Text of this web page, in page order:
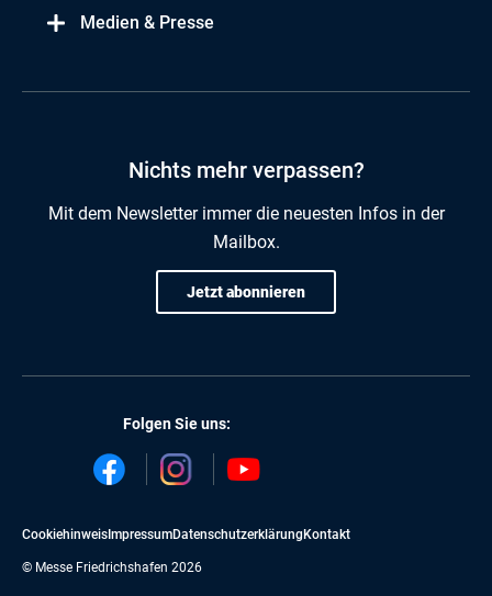
Medien & Presse
Nichts mehr verpassen?
Mit dem Newsletter immer die neuesten Infos in der
Mailbox.
Jetzt abonnieren
Folgen Sie uns:
Cookiehinweis ImpressumDatenschutzerklärung Kontakt
© Messe Friedrichshafen 2026